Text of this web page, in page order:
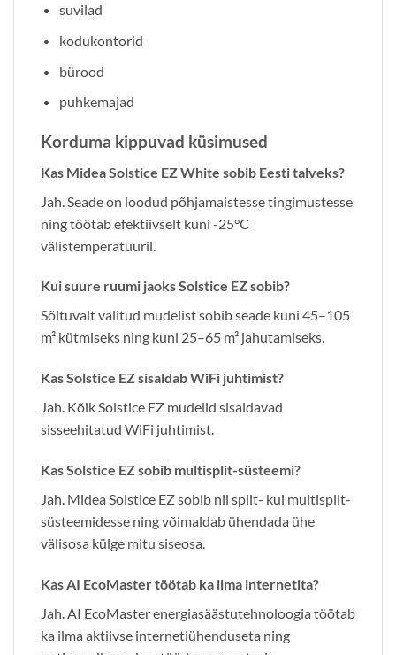
suvilad
kodukontorid
bürood
puhkemajad
Korduma kippuvad küsimused
Kas Midea Solstice EZ White sobib Eesti talveks?
Jah. Seade on loodud põhjamaistesse tingimustesse
ning töötab efektiivselt kuni -25°C
välistemperatuuril.
Kui suure ruumi jaoks Solstice EZ sobib?
Sõltuvalt valitud mudelist sobib seade kuni 45–105
m² kütmiseks ning kuni 25–65 m² jahutamiseks.
Kas Solstice EZ sisaldab WiFi juhtimist?
Jah. Kõik Solstice EZ mudelid sisaldavad
sisseehitatud WiFi juhtimist.
Kas Solstice EZ sobib multisplit-süsteemi?
Jah. Midea Solstice EZ sobib nii split- kui multisplit-
süsteemidesse ning võimaldab ühendada ühe
välisosa külge mitu siseosa.
Kas AI EcoMaster töötab ka ilma internetita?
Jah. AI EcoMaster energiasäästutehnoloogia töötab
ka ilma aktiivse internetiühenduseta ning